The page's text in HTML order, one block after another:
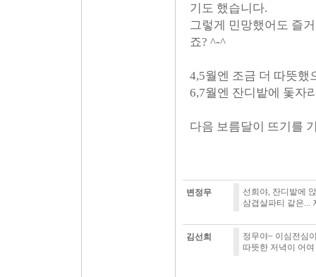
기도 했습니다.
그렇게 민망했어도 즐
죠? ^-^
4,5월엔 조금 더 따뜻했
6,7월엔 잔디밭에 돛자
다음 보름달이 뜨기를
변정무
선희야, 잔디밭에
삼겹살파티 같은...
김선희
정무야~ 이심전심
따뜻한 저녁이 어